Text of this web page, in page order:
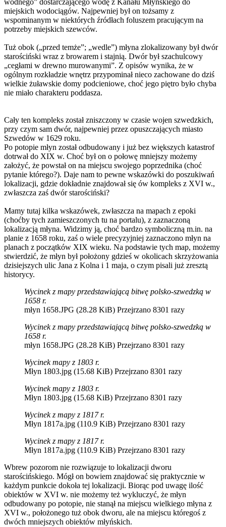
wodnego” dostarczającego wodę z Kanału Młyńskiego do
miejskich wodociągów. Najpewniej był on tożsamy z
wspominanym w niektórych źródłach foluszem pracującym na
potrzeby miejskich szewców.
Tuż obok („przed temże”; „wedle”) młyna zlokalizowany był dwór
starościński wraz z browarem i stajnią. Dwór był szachulcowy
„cegłami w drewno murowanymi”. Z opisów wynika, że w
ogólnym rozkładzie wnętrz przypominał nieco zachowane do dziś
wielkie żuławskie domy podcieniowe, choć jego piętro było chyba
nie miało charakteru poddasza.
Cały ten kompleks został zniszczony w czasie wojen szwedzkich,
przy czym sam dwór, najpewniej przez opuszczających miasto
Szwedów w 1629 roku.
Po potopie młyn został odbudowany i już bez większych katastrof
dotrwał do XIX w. Choć był on o połowę mniejszy możemy
założyć, że powstał on na miejscu swojego poprzednika (choć
pytanie którego?). Daje nam to pewne wskazówki do poszukiwań
lokalizacji, gdzie dokładnie znajdował się ów kompleks z XVI w.,
zwłaszcza zaś dwór starościński?
Mamy tutaj kilka wskazówek, zwłaszcza na mapach z epoki
(choćby tych zamieszczonych tu na portalu), z zaznaczoną
lokalizacją młyna. Widzimy ją, choć bardzo symboliczną m.in. na
planie z 1658 roku, zaś o wiele precyzyjniej zaznaczono młyn na
planach z początków XIX wieku. Na podstawie tych map, możemy
stwierdzić, że młyn był położony gdzieś w okolicach skrzyżowania
dzisiejszych ulic Jana z Kolna i 1 maja, o czym pisali już zresztą
historycy.
Wycinek z mapy przedstawiającą bitwę polsko-szwedzką w
1658 r.
młyn 1658.JPG (28.28 KiB) Przejrzano 8301 razy
Wycinek z mapy przedstawiającą bitwę polsko-szwedzką w
1658 r.
młyn 1658.JPG (28.28 KiB) Przejrzano 8301 razy
Wycinek mapy z 1803 r.
Młyn 1803.jpg (15.68 KiB) Przejrzano 8301 razy
Wycinek mapy z 1803 r.
Młyn 1803.jpg (15.68 KiB) Przejrzano 8301 razy
Wycinek z mapy z 1817 r.
Młyn 1817a.jpg (110.9 KiB) Przejrzano 8301 razy
Wycinek z mapy z 1817 r.
Młyn 1817a.jpg (110.9 KiB) Przejrzano 8301 razy
Wbrew pozorom nie rozwiązuje to lokalizacji dworu
starościńskiego. Mógł on bowiem znajdować się praktycznie w
każdym punkcie dokoła tej lokalizacji. Biorąc pod uwagę ilość
obiektów w XVI w. nie możemy też wykluczyć, że młyn
odbudowany po potopie, nie stanął na miejscu wielkiego młyna z
XVI w., położonego tuż obok dworu, ale na miejscu któregoś z
dwóch mniejszych obiektów młyńskich.